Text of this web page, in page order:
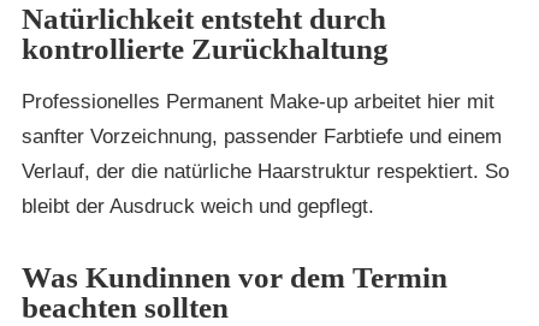
Natürlichkeit entsteht durch
kontrollierte Zurückhaltung
Professionelles Permanent Make-up arbeitet hier mit
sanfter Vorzeichnung, passender Farbtiefe und einem
Verlauf, der die natürliche Haarstruktur respektiert. So
bleibt der Ausdruck weich und gepflegt.
Was Kundinnen vor dem Termin
beachten sollten